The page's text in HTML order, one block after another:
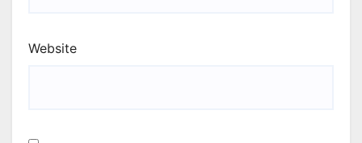
Website